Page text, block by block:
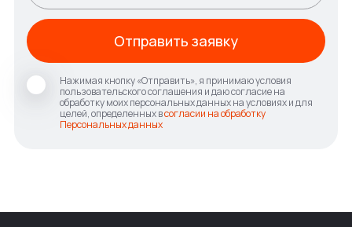
Нажимая кнопку «Отправить», я принимаю условия
пользовательского соглашения и даю согласие на
обработку моих персональных данных на условиях и для
целей, определенных всогласии на обработку
Персональных данных
Отправить заявку